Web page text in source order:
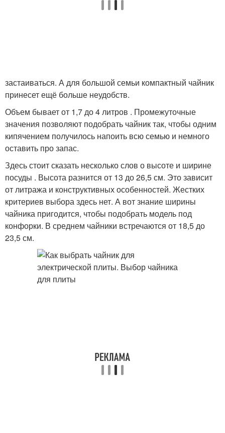
застаиваться. А для большой семьи компактный чайник
принесет ещё больше неудобств.
Объем бывает от 1,7 до 4 литров . Промежуточные
значения позволяют подобрать чайник так, чтобы одним
кипячением получилось напоить всю семью и немного
оставить про запас.
Здесь стоит сказать несколько слов о высоте и ширине
посуды . Высота разнится от 13 до 26,5 см. Это зависит
от литража и конструктивных особенностей. Жестких
критериев выбора здесь нет. А вот знание ширины
чайника пригодится, чтобы подобрать модель под
конфорки. В среднем чайники встречаются от 18,5 до
23,5 см.